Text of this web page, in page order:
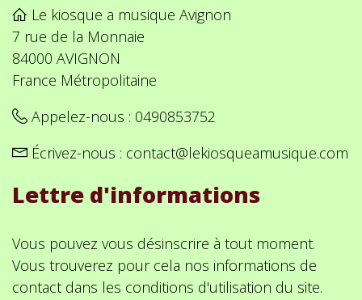
Le kiosque a musique Avignon
7 rue de la Monnaie
84000 AVIGNON
France Métropolitaine
Appelez-nous : 0490853752
Écrivez-nous : contact@lekiosqueamusique.com
Lettre d'informations
Vous pouvez vous désinscrire à tout moment.
Vous trouverez pour cela nos informations de
contact dans les conditions d'utilisation du site.